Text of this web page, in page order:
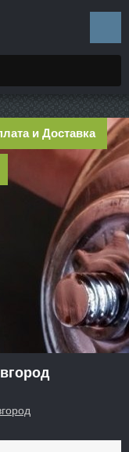
и Доставка